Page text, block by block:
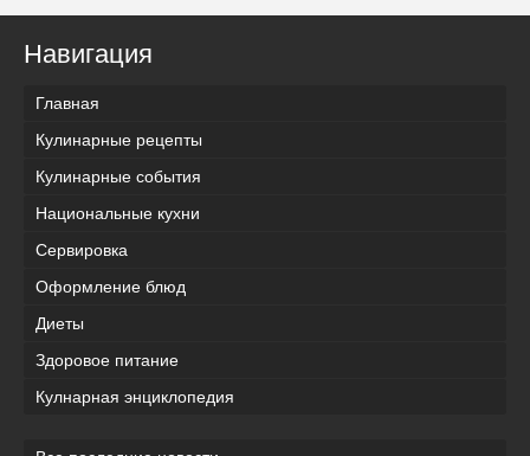
Навигация
Главная
Кулинарные рецепты
Кулинарные события
Национальные кухни
Сервировка
Оформление блюд
Диеты
Здоровое питание
Кулнарная энциклопедия